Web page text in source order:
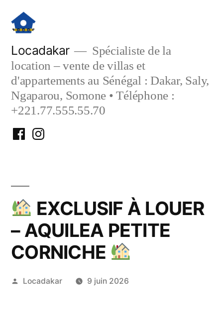
contenu
Locadakar
Spécialiste de la
location – vente de villas et
d'appartements au Sénégal : Dakar, Saly,
Ngaparou, Somone • Téléphone :
+221.77.555.55.70
FacebookInstagram
EXCLUSIF À LOUER
– AQUILEA PETITE
CORNICHE
Publié
Locadakar 9 juin 2026